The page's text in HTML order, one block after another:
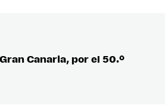
Canaria, por el 50.º